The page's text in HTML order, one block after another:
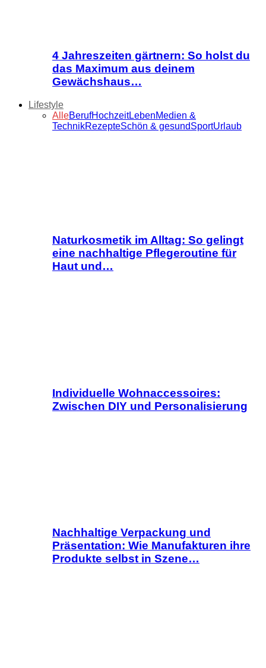
4 Jahreszeiten gärtnern: So holst du
das Maximum aus deinem
Gewächshaus…
Lifestyle
AlleBerufHochzeitLebenMedien &
TechnikRezepteSchön & gesundSportUrlaub
Naturkosmetik im Alltag: So gelingt
eine nachhaltige Pflegeroutine für
Haut und…
Individuelle Wohnaccessoires:
Zwischen DIY und Personalisierung
Nachhaltige Verpackung und
Präsentation: Wie Manufakturen ihre
Produkte selbst in Szene…